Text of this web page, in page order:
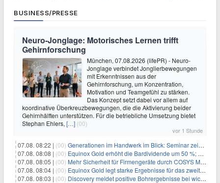
BUSINESS/PRESSE
Neuro-Jonglage: Motorisches Lernen trifft
Gehirnforschung
München, 07.08.2026 (lifePR) - Neuro-
Jonglage verbindet Jonglierbewegungen
mit Erkenntnissen aus der
Gehirnforschung, um Konzentration,
Motivation und Teamgefühl zu stärken.
Das Konzept setzt dabei vor allem auf
koordinative Überkreuzbewegungen, die die Aktivierung beider
Gehirnhälften unterstützen. Für die betriebliche Umsetzung bietet
Stephan Ehlers, […] (00)
vor 1 Stunde
07.08. 08:22 | (00) Generationen im Handwerk im Blick: Seminar zeigt praxisnahe Strategien zur Führung
07.08. 08:08 | (00) Equinox Gold erhöht die Bardividende um 50 %; kündigt vierteljährliche Bardividende von 0,0225 US-Dollar pro Stammaktie an
07.08. 08:05 | (00) Mehr Sicherheit für Firmengeräte durch COSYS MDM
07.08. 08:04 | (00) Equinox Gold legt starke Ergebnisse für das zweite Quartal vor
07.08. 08:03 | (00) Discovery meldet positive Bohrergebnisse bei wichtigen Wachstumsprojekten, Ressourcenschätzungen für Dome und TVZ liegen im Zeitplan für Ende 2026